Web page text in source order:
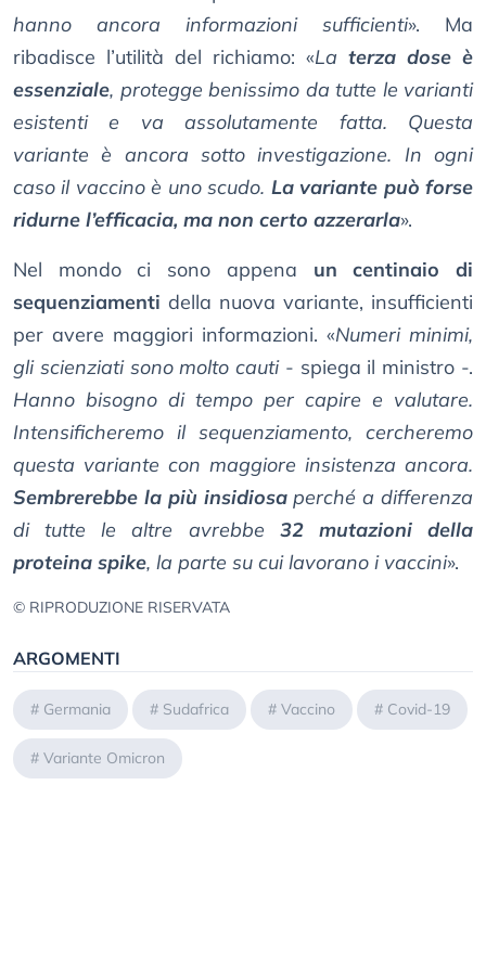
hanno ancora informazioni sufficienti». Ma
ribadisce l’utilità del richiamo: «La terza dose è
essenziale, protegge benissimo da tutte le varianti
esistenti e va assolutamente fatta. Questa
variante è ancora sotto investigazione. In ogni
caso il vaccino è uno scudo. La variante può forse
ridurne l’efficacia, ma non certo azzerarla».
Nel mondo ci sono appena un centinaio di
sequenziamenti della nuova variante, insufficienti
per avere maggiori informazioni. «Numeri minimi,
gli scienziati sono molto cauti- spiega il ministro -.
Hanno bisogno di tempo per capire e valutare.
Intensificheremo il sequenziamento, cercheremo
questa variante con maggiore insistenza ancora.
Sembrerebbe la più insidiosaperché a differenza
di tutte le altre avrebbe 32 mutazioni della
proteina spike, la parte su cui lavorano i vaccini».
© RIPRODUZIONE RISERVATA
ARGOMENTI
# Germania # Sudafrica # Vaccino # Covid-19
# Variante Omicron